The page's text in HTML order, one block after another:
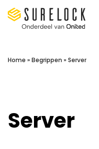
Surelock IT Security Services
Home » Begrippen » Server
Server